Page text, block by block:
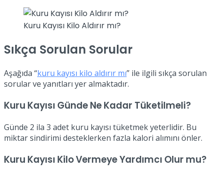
Kuru Kayısı Kilo Aldırır mı?
Sıkça Sorulan Sorular
Aşağıda “kuru kayısı kilo aldırır mı” ile ilgili sıkça sorulan
sorular ve yanıtları yer almaktadır.
Kuru Kayısı Günde Ne Kadar Tüketilmeli?
Günde 2 ila 3 adet kuru kayısı tüketmek yeterlidir. Bu
miktar sindirimi desteklerken fazla kalori alımını önler.
Kuru Kayısı Kilo Vermeye Yardımcı Olur mu?